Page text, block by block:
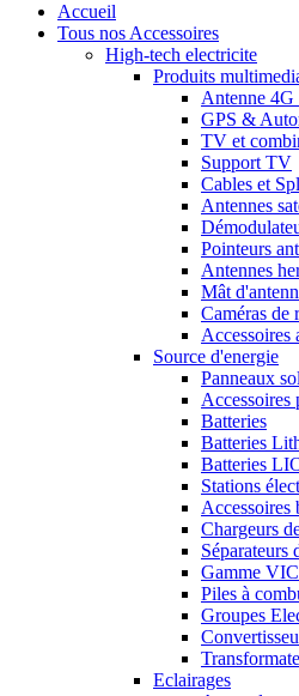
Accueil
Tous nos Accessoires
High-tech electricite
Produits
Antenne 4G
GPS &
TV et
Support TV
Cables et
Antennes
Pointeurs
Antennes
Mât
Caméras de
Source d'energie
Panneaux
Accessoires
Batteries
Batteries
Batteries
Stations
Accessoires
Chargeurs
Séparateurs
Gamme
Piles à
Groupes
Eclairages